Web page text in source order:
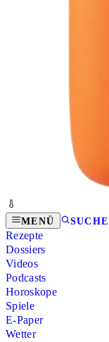
MENÜ SUCHE
Rezepte
Dossiers
Videos
Podcasts
Horoskope
Spiele
E-Paper
Wetter